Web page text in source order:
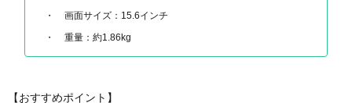
画面サイズ：15.6インチ
重量：約1.86kg
【おすすめポイント】